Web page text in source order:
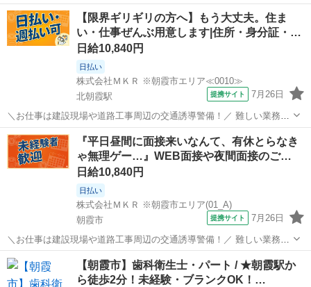
ト!19時閉店でゆとり時間 <募集職種> アイリスト <仕事内容> 全店舗
駅近で通勤しやすい! まつげエクステ&まつげパーマ&眉毛ワックス専
門サロン 施術をメインとし...
アルバイト・パート
【限界ギリギリの方へ】もう大丈夫。住ま
い・仕事ぜんぶ用意します|住所・身分証・…
日給10,840円
日払い
株式会社ＭＫＲ ※朝霞市エリア≪0010≫
北朝霞駅
提携サイト 7月26日
＼お仕事は建設現場や道路工事周辺の交通誘導警備！／ 難しい業務や
辛い力仕事はありません！ 初めての方でも丁寧な研修があるので、安
心してスタート出来ます！ ☆現場は東京都・埼玉県・千葉県に多数ご
用意しております！ ◎家具家電...
埼玉 朝霞市 北朝霞駅 警備員
『平日昼間に面接来いなんて、有休とらなき
ゃ無理ゲー…』WEB面接や夜間面接のご…
日給10,840円
日払い
株式会社ＭＫＲ ※朝霞市エリア(01_A)
朝霞市
提携サイト 7月26日
＼お仕事は建設現場や道路工事周辺の交通誘導警備！／ 難しい業務や
辛い力仕事はありません！ 初めての方でも丁寧な研修があるので、安
心してスタート出来ます！ ☆現場は東京都・埼玉県・千葉県に多数ご
用意しております！ ◎家具家電...
埼玉 警備員
【朝霞市】歯科衛生士・パート / ★朝霞駅か
ら徒歩2分！未経験・ブランクOK！…